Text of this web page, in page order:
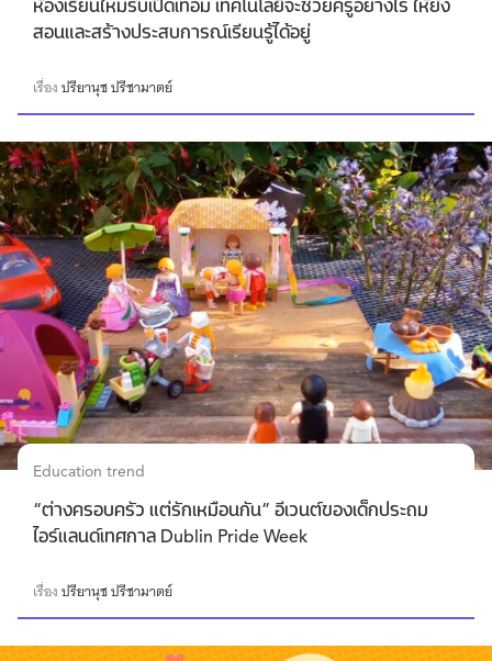
ห้องเรียนใหม่รับเปิดเทอม เทคโนโลยีจะช่วยครูอย่างไร ให้ยัง
สอนและสร้างประสบการณ์เรียนรู้ได้อยู่
เรื่องปรียานุช ปรีชามาตย์
Education trend
“ต่างครอบครัว แต่รักเหมือนกัน” อีเวนต์ของเด็กประถม
ไอร์แลนด์เทศกาล Dublin Pride Week
เรื่องปรียานุช ปรีชามาตย์